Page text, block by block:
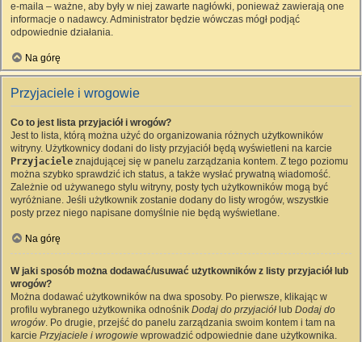
e-maila – ważne, aby były w niej zawarte nagłówki, ponieważ zawierają one
informacje o nadawcy. Administrator będzie wówczas mógł podjąć
odpowiednie działania.
Na górę
Przyjaciele i wrogowie
Co to jest lista przyjaciół i wrogów?
Jest to lista, którą można użyć do organizowania różnych użytkowników
witryny. Użytkownicy dodani do listy przyjaciół będą wyświetleni na karcie
Przyjaciele znajdującej się w panelu zarządzania kontem. Z tego poziomu
można szybko sprawdzić ich status, a także wysłać prywatną wiadomość.
Zależnie od używanego stylu witryny, posty tych użytkowników mogą być
wyróżniane. Jeśli użytkownik zostanie dodany do listy wrogów, wszystkie
posty przez niego napisane domyślnie nie będą wyświetlane.
Na górę
W jaki sposób można dodawać/usuwać użytkowników z listy przyjaciół lub
wrogów?
Można dodawać użytkowników na dwa sposoby. Po pierwsze, klikając w
profilu wybranego użytkownika odnośnik Dodaj do przyjaciół lub Dodaj do
wrogów. Po drugie, przejść do panelu zarządzania swoim kontem i tam na
karcie Przyjaciele i wrogowie wprowadzić odpowiednie dane użytkownika.